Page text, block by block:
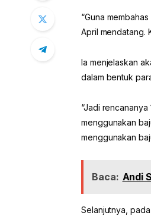
“Guna
April mendatang.
Ia menjelaskan
dalam bentuk
“Jadi
menggunakan
menggunakan
Baca: Andi
Selanjutnya,